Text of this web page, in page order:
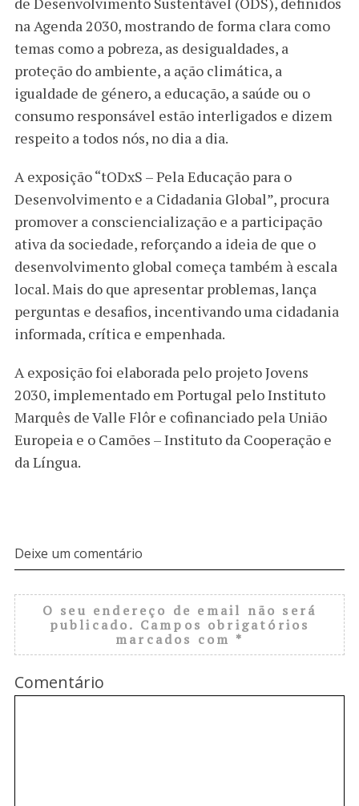
na Agenda 2030, mostrando de forma clara como
temas como a pobreza, as desigualdades, a
proteção do ambiente, a ação climática, a
igualdade de género, a educação, a saúde ou o
consumo responsável estão interligados e dizem
respeito a todos nós, no dia a dia.
A exposição “tODxS – Pela Educação para o
Desenvolvimento e a Cidadania Global”, procura
promover a consciencialização e a participação
ativa da sociedade, reforçando a ideia de que o
desenvolvimento global começa também à escala
local. Mais do que apresentar problemas, lança
perguntas e desafios, incentivando uma cidadania
informada, crítica e empenhada.
A exposição foi elaborada pelo projeto Jovens
2030, implementado em Portugal pelo Instituto
Marquês de Valle Flôr e cofinanciado pela União
Europeia e o Camões – Instituto da Cooperação e
da Língua.
Deixe um comentário
O seu endereço de email não será
publicado. Campos obrigatórios
marcados com *
Comentário